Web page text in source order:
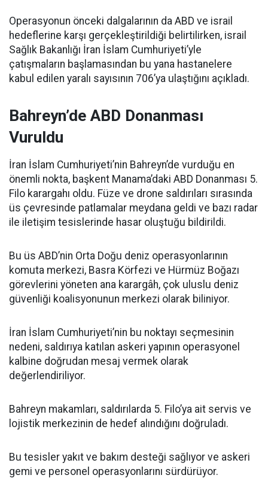
Operasyonun önceki dalgalarının da ABD ve israil
hedeflerine karşı gerçekleştirildiği belirtilirken, israil
Sağlık Bakanlığı İran İslam Cumhuriyeti’yle
çatışmaların başlamasından bu yana hastanelere
kabul edilen yaralı sayısının 706’ya ulaştığını açıkladı.
Bahreyn’de ABD Donanması
Vuruldu
İran İslam Cumhuriyeti’nin Bahreyn’de vurduğu en
önemli nokta, başkent Manama’daki ABD Donanması 5.
Filo karargahı oldu. Füze ve drone saldırıları sırasında
üs çevresinde patlamalar meydana geldi ve bazı radar
ile iletişim tesislerinde hasar oluştuğu bildirildi.
Bu üs ABD’nin Orta Doğu deniz operasyonlarının
komuta merkezi, Basra Körfezi ve Hürmüz Boğazı
görevlerini yöneten ana karargâh, çok uluslu deniz
güvenliği koalisyonunun merkezi olarak biliniyor.
İran İslam Cumhuriyeti’nin bu noktayı seçmesinin
nedeni, saldırıya katılan askeri yapının operasyonel
kalbine doğrudan mesaj vermek olarak
değerlendiriliyor.
Bahreyn makamları, saldırılarda 5. Filo’ya ait servis ve
lojistik merkezinin de hedef alındığını doğruladı.
Bu tesisler yakıt ve bakım desteği sağlıyor ve askeri
gemi ve personel operasyonlarını sürdürüyor.